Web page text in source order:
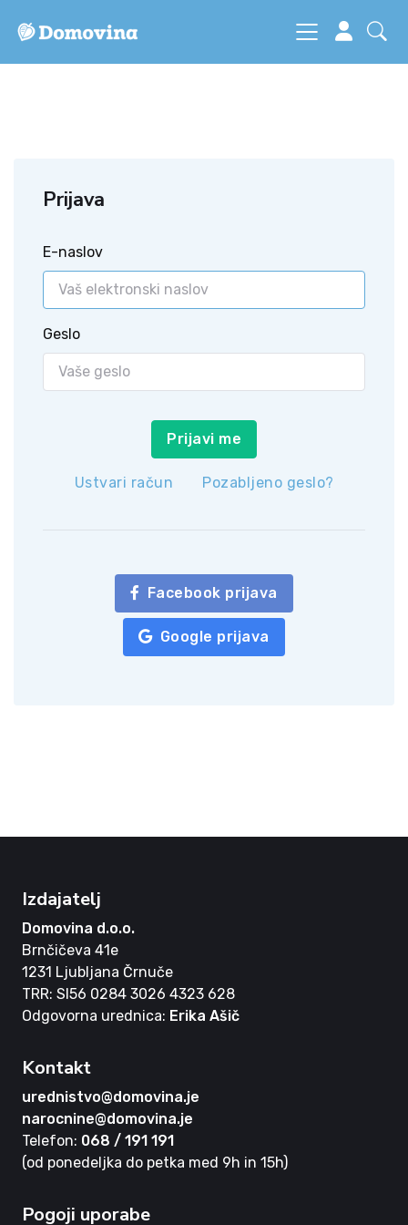
Prijava
E-naslov
Geslo
Prijavi me
Ustvari račun Pozabljeno geslo?
Facebook prijava
Google prijava
Izdajatelj
Domovina d.o.o.
Brnčičeva 41e
1231 Ljubljana Črnuče
TRR: SI56 0284 3026 4323 628
Odgovorna urednica: Erika Ašič
Kontakt
urednistvo@domovina.je
narocnine@domovina.je
Telefon: 068 / 191 191
(od ponedeljka do petka med 9h in 15h)
Pogoji uporabe